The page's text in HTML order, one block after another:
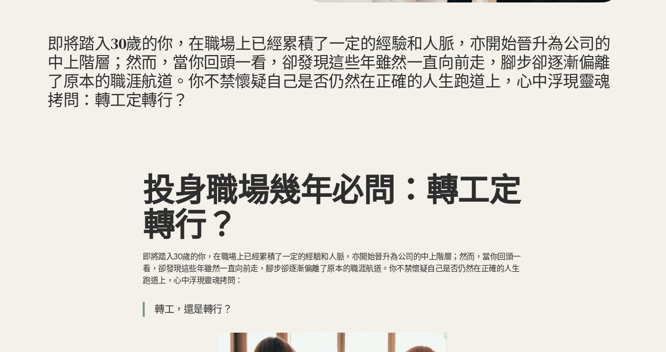
即將踏入30歲的你，在職場上已經累積了一定的經驗和人脈，亦開始晉升為公司的
中上階層；然而，當你回頭一看，卻發現這些年雖然一直向前走，腳步卻逐漸偏離
了原本的職涯航道。你不禁懷疑自己是否仍然在正確的人生跑道上，心中浮現靈魂
拷問：轉工定轉行？
投身職場幾年必問：轉工定
轉行？
即將踏入30歲的你，在職場上已經累積了一定的經驗和人脈，亦開始晉升為公司的中上階層；然而，當你回頭一
看，卻發現這些年雖然一直向前走，腳步卻逐漸偏離了原本的職涯航道。你不禁懷疑自己是否仍然在正確的人生
跑道上，心中浮現靈魂拷問：
轉工，還是轉行？